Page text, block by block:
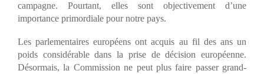
campagne. Pourtant, elles sont objectivement d’une
importance primordiale pour notre pays.
Les parlementaires européens ont acquis au fil des ans un
poids considérable dans la prise de décision européenne.
Désormais, la Commission ne peut plus faire passer grand-